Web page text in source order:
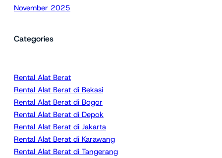
November 2025
Categories
Rental Alat Berat
Rental Alat Berat di Bekasi
Rental Alat Berat di Bogor
Rental Alat Berat di Depok
Rental Alat Berat di Jakarta
Rental Alat Berat di Karawang
Rental Alat Berat di Tangerang